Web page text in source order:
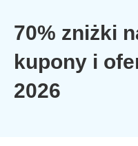
70% zniżki
kupony i
2026